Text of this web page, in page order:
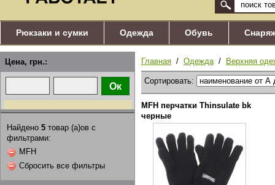
Рюкзаки и сумки Одежда Обувь
Цена, грн.:
Найдено 5 товар (а)ов с
фильтрами:
MFH
Сбросить все фильтры
Главная / Одежда/ Верхняя
Сортировать:
MFH перчатки Thinsulate bk
черные